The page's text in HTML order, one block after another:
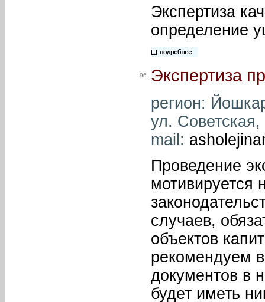
Экспертиза
определение
96. Экспертиза
регион:
ул.
mail:
Проведение
мотивируется
случаев,
объектов
рекомендуем
документов в
будет иметь